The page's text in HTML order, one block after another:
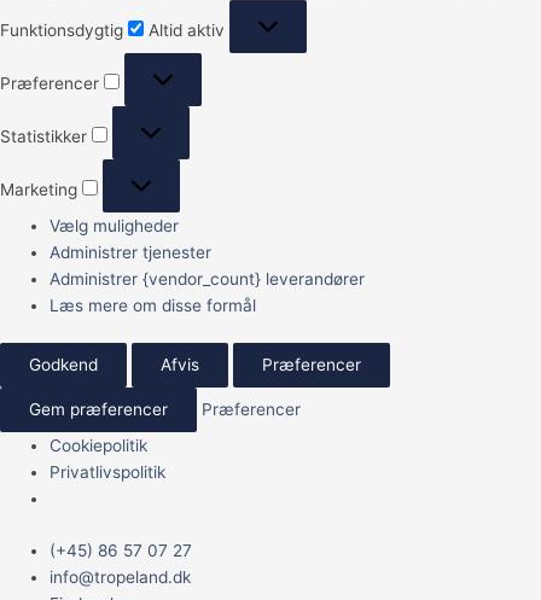
Funktionsdygtig Altid aktiv
Præferencer
Statistikker
Marketing
Vælg muligheder
Administrer tjenester
Administrer {vendor_count} leverandører
Læs mere om disse formål
Godkend Afvis Præferencer
Gem præferencer
Præferencer
Cookiepolitik
Privatlivspolitik
(+45) 86 57 07 27
info@tropeland.dk
Main
Menu